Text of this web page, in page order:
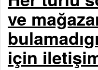
ve
için